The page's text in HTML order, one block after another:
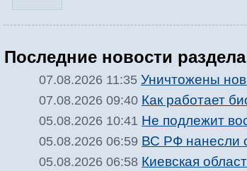
Последние новости
07.08.2026 11:35 Уничтожены
07.08.2026 09:40 Как работает
05.08.2026 10:41 Не подлежит
05.08.2026 06:59 ВС РФ нанесли
05.08.2026 06:58 Киевская